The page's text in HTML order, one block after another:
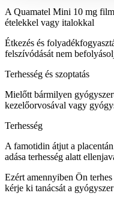
A Quamatel Mini 10 mg
ételekkel vagy italokkal
Étkezés és
felszívódását nem
Terhesség és szoptatás
Mielőtt bármilyen
kezelőorvosával vagy
Terhesség
A famotidin átjut a
adása terhesség alatt
Ezért amennyiben Ön
kérje ki tanácsát a